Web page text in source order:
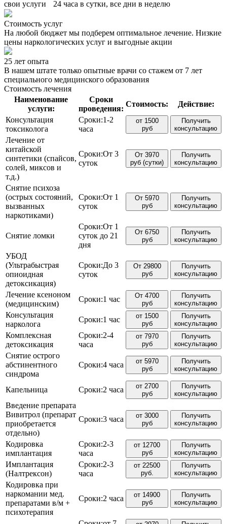
свои услуги 24 часа в сутки, все дни в неделю
Стоимость услуг
На любой бюджет мы подберем оптимальное лечение. Низкие
цены наркологических услуг и выгодные акции
25 лет опыта
В нашем штате только опытные врачи со стажем от 7 лет
специального медицинского образования
Стоимость лечения
Наименование
услуги:
Сроки
проведения:
Стоимость:
Действие:
Консультация
токсиколога
Сроки:1-2
часа
от 1500
руб
Получить
консультацию
Лечение от
китайской
синтетики (спайсов,
солей, миксов и
т.д.)
Сроки:От 3
суток
От 3970
руб (сутки)
Получить
консультацию
Снятие психоза
(острых состояний,
вызванных
наркотиками)
Сроки:От 1
суток
От 5970
руб
Получить
консультацию
Снятие ломки
Сроки:От 1
суток до 21
дня
От 6750
руб
Получить
консультацию
УБОД
(Ультрабыстрая
опиоидная
детоксикация)
Сроки:До 3
суток
От 29800
руб
Получить
консультацию
Лечение ксеноном
(медицинским)
Сроки:1 час
От 4700
руб
Получить
консультацию
Консультация
нарколога
Сроки:1 час
от 1500
руб
Получить
консультацию
Комплексная
детоксикация
Сроки:2-4
часа
от 7970
руб
Получить
консультацию
Снятие острого
абстинентного
синдрома
Сроки:4 часа
от 5970
руб
Получить
консультацию
Капельница Сроки:2 часа
от 2700
руб
Получить
консультацию
Введение препарата
Вивитрол (препарат
приобретается
отдельно)
Сроки:3 часа
от 3000
руб
Получить
консультацию
Кодировка
имплантация
Сроки:2-3
часа
от 12700
руб
Получить
консультацию
Имплантация
(Налтрексон)
Сроки:2-3
часа
от 22500
руб.
Получить
консультацию
Кодировка при
наркомании мед.
препаратами в/м +
психотерапия
Сроки:2 часа
от 14900
руб
Получить
консультацию